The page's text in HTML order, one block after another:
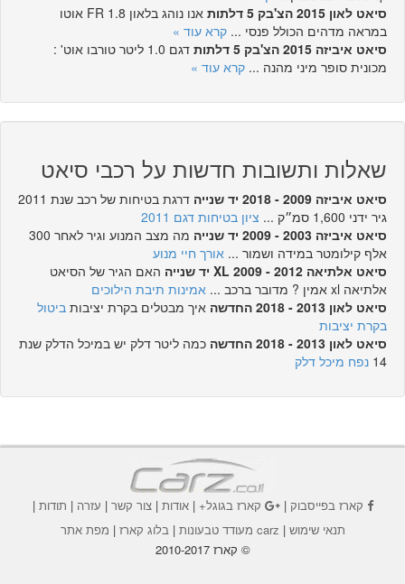
סיאט לאון 2015 הצ'בק 5 דלתות
אנו נוהג בלאון 1.8 FR אוטו
במראה מדהים הכולל פנסי ... קרא עוד »
סיאט איביזה 2015 הצ'בק 5 דלתות
דגם 1.0 ליטר טורבו אוט' :
מכונית סופר מיני מהנה ... קרא עוד »
שאלות ותשובות חדשות על רכבי סיאט
סיאט איביזה 2009 - 2018 יד שנייה
דרגת בטיחות של רכב שנת 2011
גיר ידני 1,600 סמ״ק ...
ציון בטיחות דגם 2011
סיאט איביזה 2003 - 2009 יד שנייה
מה מצב המנוע וגיר לאחר 300
אלף קילומטר במידה ושמור ... אורך חיי מנוע
סיאט אלתיאה XL 2009 - 2012 יד שנייה
האם הגיר של הסיאט
אלתיאה xl אמין ? מדובר ברכב ...
אמינות תיבת הילוכים
סיאט לאון 2013 - 2018 החדשה
איך מבטלים בקרת יציבותביטול
בקרת יציבות
סיאט לאון 2013 - 2018 החדשה
כמה ליטר דלק יש במיכל הדלק שנת
14 נפח מיכל דלק
קארז בפייסבוק| קארז בגוגל+|אודות|צור קשר|עזרה|תודות|
תנאי שימוש|carz מעודד טבעונות |בלוג קארז|מפת אתר
© קארז 2010-2017